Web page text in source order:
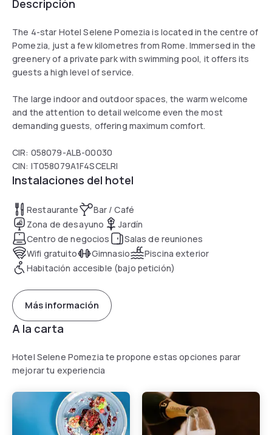
Descripción
The 4-star Hotel Selene Pomezia is located in the centre of
Pomezia, just a few kilometres from Rome. Immersed in the
greenery of a private park with swimming pool, it offers its
guests a high level of service.
The large indoor and outdoor spaces, the warm welcome
and the attention to detail welcome even the most
demanding guests, offering maximum comfort.
CIR: 058079-ALB-00030
CIN: IT058079A1F4SCELRI
Instalaciones del hotel
Restaurante
Bar / Café
Zona de desayuno
Jardín
Centro de negocios
Salas de reuniones
Wifi gratuito
Gimnasio
Piscina exterior
Habitación accesible (bajo petición)
Más información
A la carta
Hotel Selene Pomezia te propone estas opciones parar
mejorar tu experiencia